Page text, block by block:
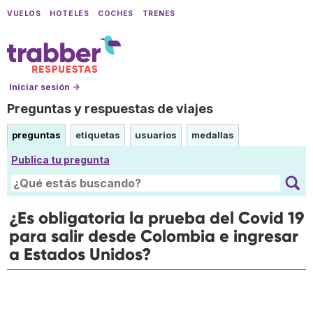
VUELOS HOTELES COCHES TRENES
Iniciar sesión →
Preguntas y respuestas de viajes
preguntas etiquetas usuarios medallas
Publica tu pregunta
¿Es obligatoria la prueba del Covid 19
para salir desde Colombia e ingresar
a Estados Unidos?